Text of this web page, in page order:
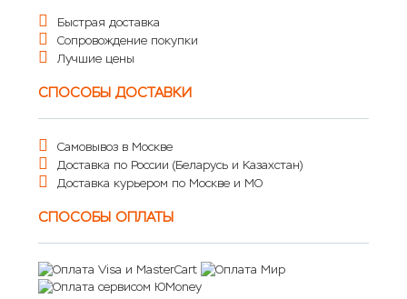
Быстрая доставка
Сопровождение покупки
Лучшие цены
СПОСОБЫ ДОСТАВКИ
Самовывоз в Москве
Доставка по России (Беларусь и Казахстан)
Доставка курьером по Москве и МО
СПОСОБЫ ОПЛАТЫ